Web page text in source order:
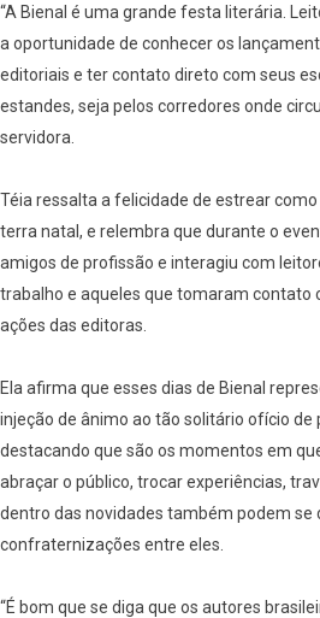
“A Bienal é uma grande festa literária.
a oportunidade de conhecer os
editoriais e ter contato direto com seus
estandes, seja pelos corredores onde
servidora.
Téia ressalta a felicidade de estrear
terra natal, e relembra que durante o
amigos de profissão e interagiu com
trabalho e aqueles que tomaram contato
ações das editoras.
Ela afirma que esses dias de Bienal
injeção de ânimo ao tão solitário ofício de
destacando que são os momentos em
abraçar o público, trocar experiências,
dentro das novidades também podem se
confraternizações entre eles.
“É bom que se diga que os autores